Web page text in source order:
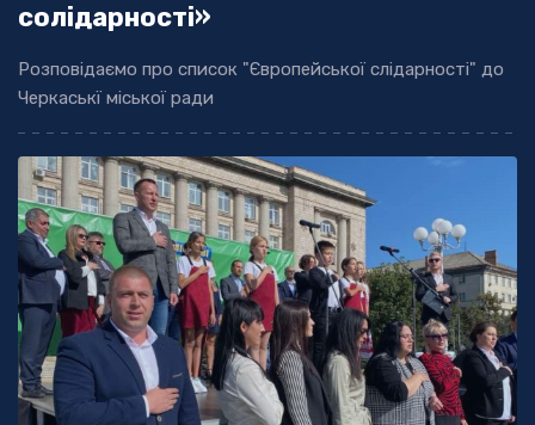
солідарності»
Розповідаємо про список "Європейської слідарності" до
Черкаськї міської ради